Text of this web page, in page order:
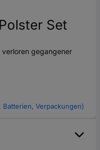
Set
gegangener
Verpackungen)